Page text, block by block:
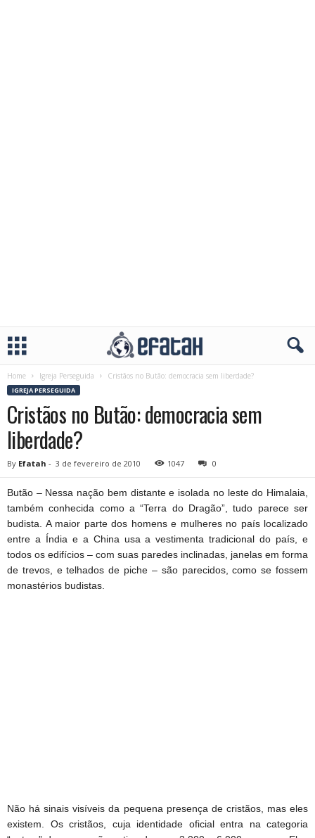
Home Igreja Perseguida Cristãos no Butão: democracia sem liberdade?
IGREJA PERSEGUIDA
Cristãos no Butão: democracia sem
liberdade?
By Efatah - 3 de fevereiro de 2010 1047 0
Butão – Nessa nação bem distante e isolada no leste do Himalaia,
também conhecida como a “Terra do Dragão”, tudo parece ser
budista. A maior parte dos homens e mulheres no país localizado
entre a Índia e a China usa a vestimenta tradicional do país, e
todos os edifícios – com suas paredes inclinadas, janelas em forma
de trevos, e telhados de piche – são parecidos, como se fossem
monastérios budistas.
Não há sinais visíveis da pequena presença de cristãos, mas eles
existem. Os cristãos, cuja identidade oficial entra na categoria